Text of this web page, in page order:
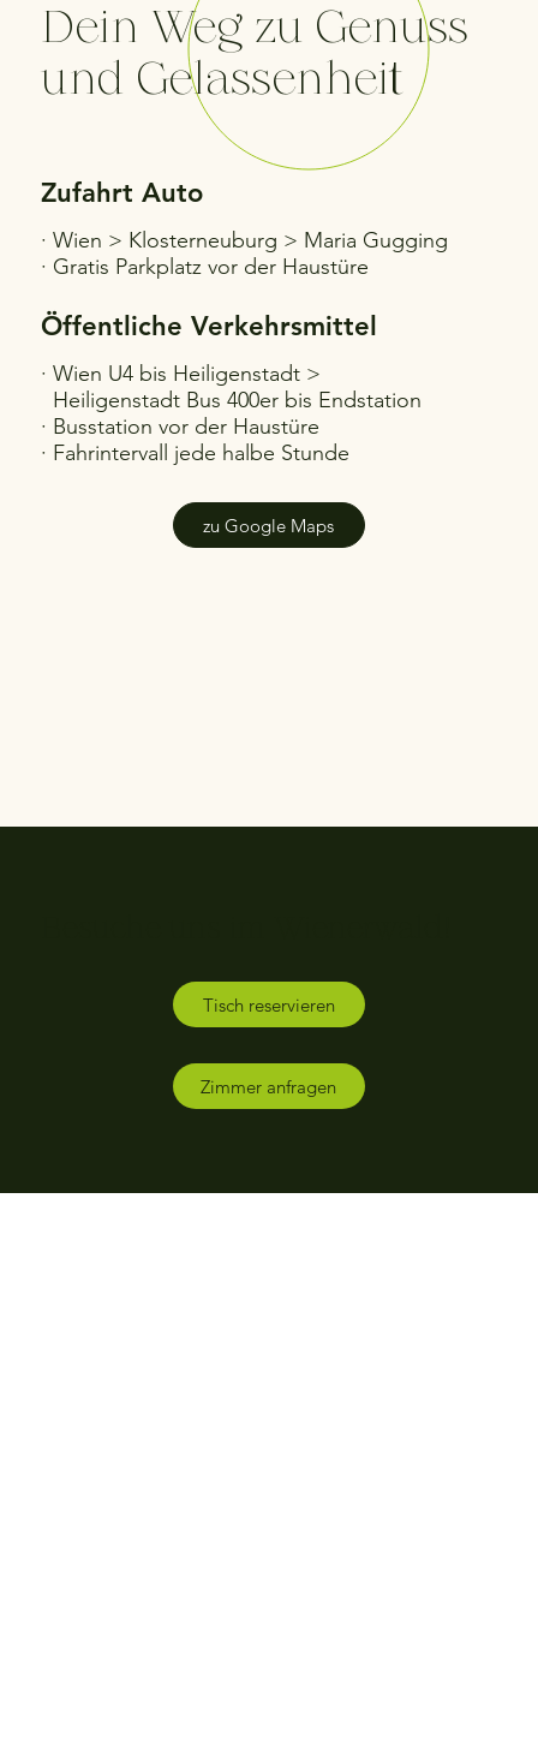
TULLN
Zufahrt Auto
· Wien > Klosterneuburg > Maria Gugging
· Gratis Parkplatz vor der Haustüre
Öffentliche Verkehrsmittel
· Wien U4 bis Heiligenstadt >
Heiligenstadt Bus 400er bis Endstation
· Busstation vor der Haustüre
· Fahrintervall jede halbe Stunde
Dein Weg zu Genuss
und Gelassenheit
zu Google Maps
Tisch reservieren
Zimmer anfragen